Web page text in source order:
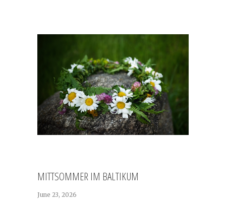
MITTSOMMER IM BALTIKUM
June 23, 2026